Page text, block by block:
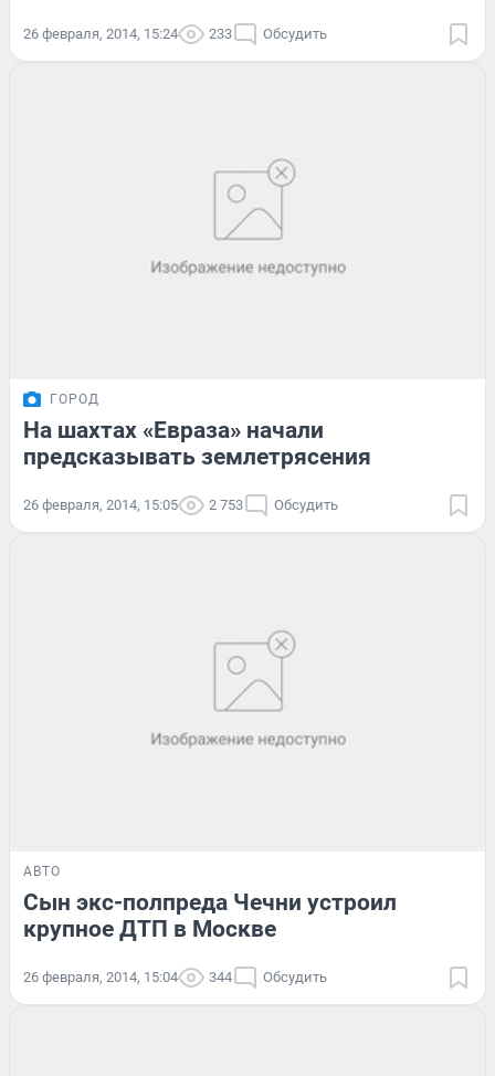
26 февраля, 2014, 15:24 233 Обсудить
ГОРОД
На шахтах «Евраза» начали
предсказывать землетрясения
26 февраля, 2014, 15:05 2 753 Обсудить
АВТО
Сын экс-полпреда Чечни устроил
крупное ДТП в Москве
26 февраля, 2014, 15:04 344 Обсудить